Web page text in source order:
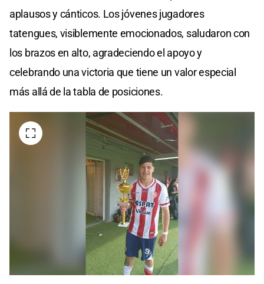
aplausos y cánticos. Los jóvenes jugadores
tatengues, visiblemente emocionados, saludaron con
los brazos en alto, agradeciendo el apoyo y
celebrando una victoria que tiene un valor especial
más allá de la tabla de posiciones.